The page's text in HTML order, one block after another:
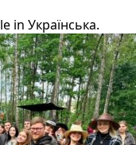
in Українська.